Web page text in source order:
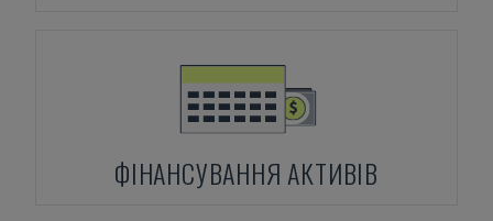
ФІНАНСУВАННЯ АКТИВІВ